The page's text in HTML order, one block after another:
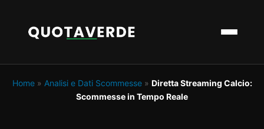
Home» Analisi e Dati Scommesse» Diretta Streaming Calcio:
Scommesse in Tempo Reale